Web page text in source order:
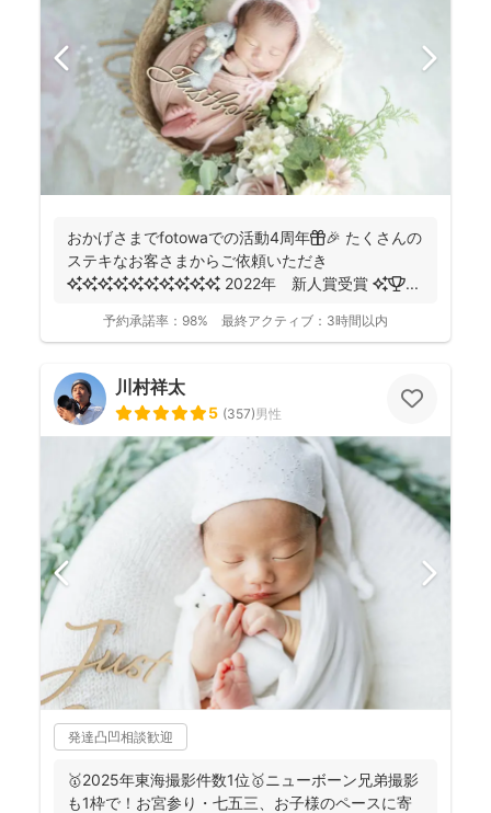
おかげさまでfotowaでの活動4周年🎁🎉 たくさんの
ステキなお客さまからご依頼いただき
✨✨✨✨✨✨✨✨✨✨ 2022年 新人賞受賞 ✨🏆 ...
予約承諾率： 98% 最終アクティブ： 3時間以内
川村祥太
5 (357)男性
発達凸凹相談歓迎
🥇2025年東海撮影件数1位🥇ニューボーン兄弟撮影
も1枠で！お宮参り・七五三、お子様のペースに寄